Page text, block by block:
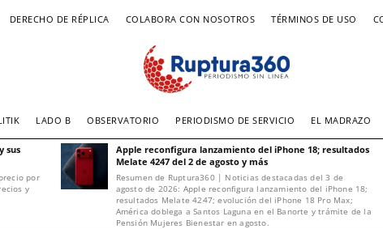
DERECHO DE RÉPLICA COLABORA CON NOSOTROS TÉRMINOS DE USO
LADO B OBSERVATORIO PERIODISMO DE SERVICIO EL MADRAZO
sus
por
y
Apple reconfigura lanzamiento del iPhone 18; resultados
Melate 4247 del 2 de agosto y más
Resumen de Ruptura360 | Noticias destacadas del 3 de
agosto de 2026: Apple reconfigura lanzamiento del iPhone 18;
resultados Melate 4247; evolución del iPhone 18 Pro Max;
América doblega a Santos Laguna en el Banorte y trámite de la
Pensión Mujeres Bienestar en agosto.